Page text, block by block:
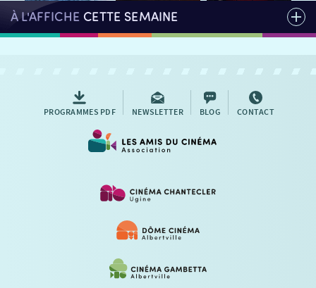
À L'AFFICHE CETTE SEMAINE
PROGRAMMES PDF NEWSLETTER BLOG CONTACT